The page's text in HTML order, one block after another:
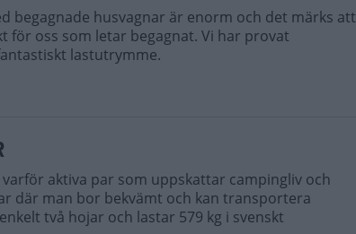
begagnade husvagnar är enorm och det märks att
för oss som letar begagnat. Vi har provat
lastutrymme.
aktiva par som uppskattar campingliv och
där man bor bekvämt och kan transportera
två hojar och lastar 579 kg i svenskt